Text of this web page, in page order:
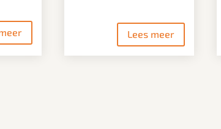
Lees meer